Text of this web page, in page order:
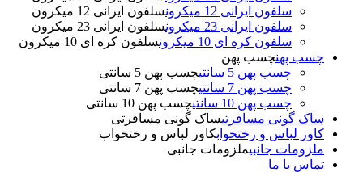
سلفون ایرانی 12 میکرون
سلفون ایرانی 12 میکرون
سلفون ایرانی 23 میکرون
سلفون ایرانی 23 میکرون
سلفون کره ای 10 میکرون
سلفون کره ای 10 میکرون
چسب پهنچسب پهن
چسب پهن 5 سانتی
چسب پهن 5 سانتی
چسب پهن 7 سانتی
چسب پهن 7 سانتی
چسب پهن 10 سانتی
چسب پهن 10 سانتی
ساک گونی مسافرتیساک گونی مسافرتی
کاور لباس و رختخوابکاور لباس و رختخواب
ملزومات جانبیملزومات جانبی
تماس با ما